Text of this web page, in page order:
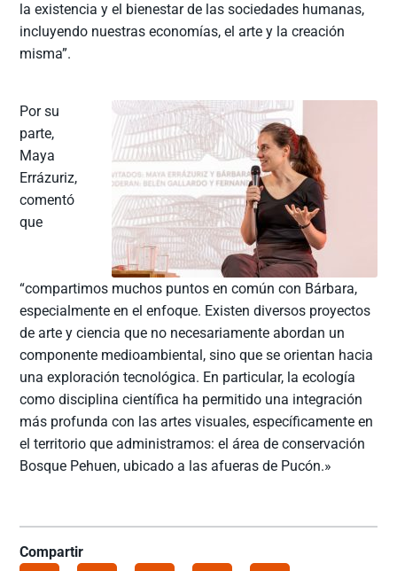
la existencia y el bienestar de las sociedades humanas,
incluyendo nuestras economías, el arte y la creación
misma”.
Por su
parte,
Maya
Errázuriz,
comentó
que
“compartimos muchos puntos en común con Bárbara,
especialmente en el enfoque. Existen diversos proyectos
de arte y ciencia que no necesariamente abordan un
componente medioambiental, sino que se orientan hacia
una exploración tecnológica. En particular, la ecología
como disciplina científica ha permitido una integración
más profunda con las artes visuales, específicamente en
el territorio que administramos: el área de conservación
Bosque Pehuen, ubicado a las afueras de Pucón.»
Compartir